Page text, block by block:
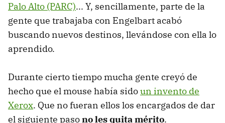
Palo Alto (PARC)... Y, sencillamente, parte de la
gente que trabajaba con Engelbart acabó
buscando nuevos destinos, llevándose con ella lo
aprendido.
Durante cierto tiempo mucha gente creyó de
hecho que el mouse había sidoun invento de
Xerox. Que no fueran ellos los encargados de dar
el siguiente pasono les quita mérito.